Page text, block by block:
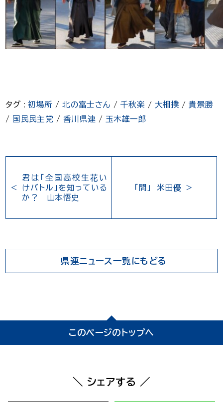
タグ :初場所 /北の富士さん /千秋楽 / 大相撲 /貴景勝
/
国民民主党 / 香川県連 / 玉木雄一郎
君は「全国高校生花い
けバトル」を知っている
か？ 山本悟史
「間」 米田優
県連ニュース一覧にもどる
このページのトップへ
＼ シェアする ／